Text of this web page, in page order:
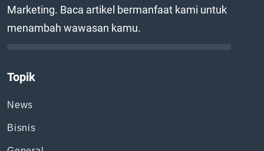
Marketing. Baca artikel bermanfaat kami untuk
menambah wawasan kamu.